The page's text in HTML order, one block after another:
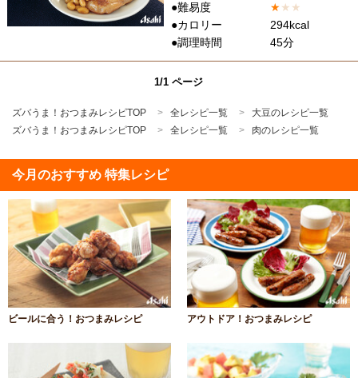
●難易度
★★ ★
●カロリー
294kcal
●調理時間
45分
1/1 ページ
ズバうま！おつまみレシピTOP 全レシピ一覧
大豆のレシピ一覧
ズバうま！おつまみレシピTOP
全レシピ一覧 肉のレシピ一覧
今月のおすすめ 特集レシピ
ビールに合う！おつまみレシピ アウトドア！おつまみレシピ